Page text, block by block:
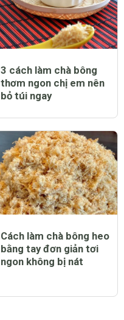
3 cách làm chà bông
thơm ngon chị em nên
bỏ túi ngay
Cách làm chà bông heo
bằng tay đơn giản tơi
ngon không bị nát